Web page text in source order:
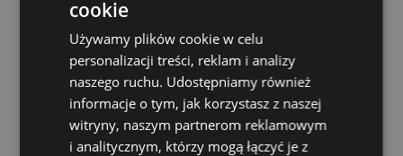
cookie
Używamy plików cookie w celu
personalizacji treści, reklam i analizy
naszego ruchu. Udostępniamy również
informacje o tym, jak korzystasz z naszej
witryny, naszym partnerom reklamowym
i analitycznym, którzy mogą łączyć je z